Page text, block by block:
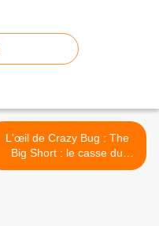
L'œil de Crazy Bug : The
Big Short : le casse du
siècle >